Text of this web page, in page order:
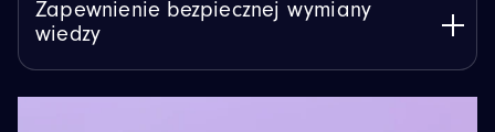
Zapewnienie bezpiecznej wymiany
wiedzy